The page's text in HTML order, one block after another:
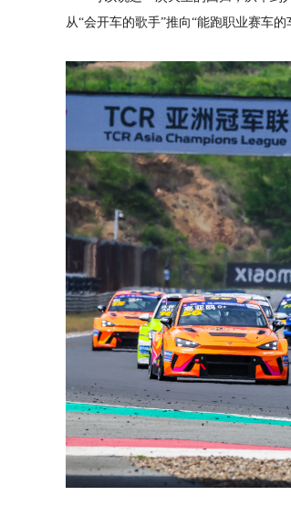
从“会开车的歌手”推向“能跑职业赛车的